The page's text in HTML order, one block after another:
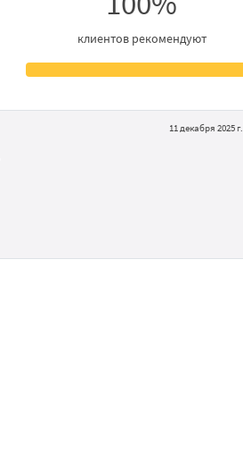
клиентов рекомендуют
11 декабря 2025 г.